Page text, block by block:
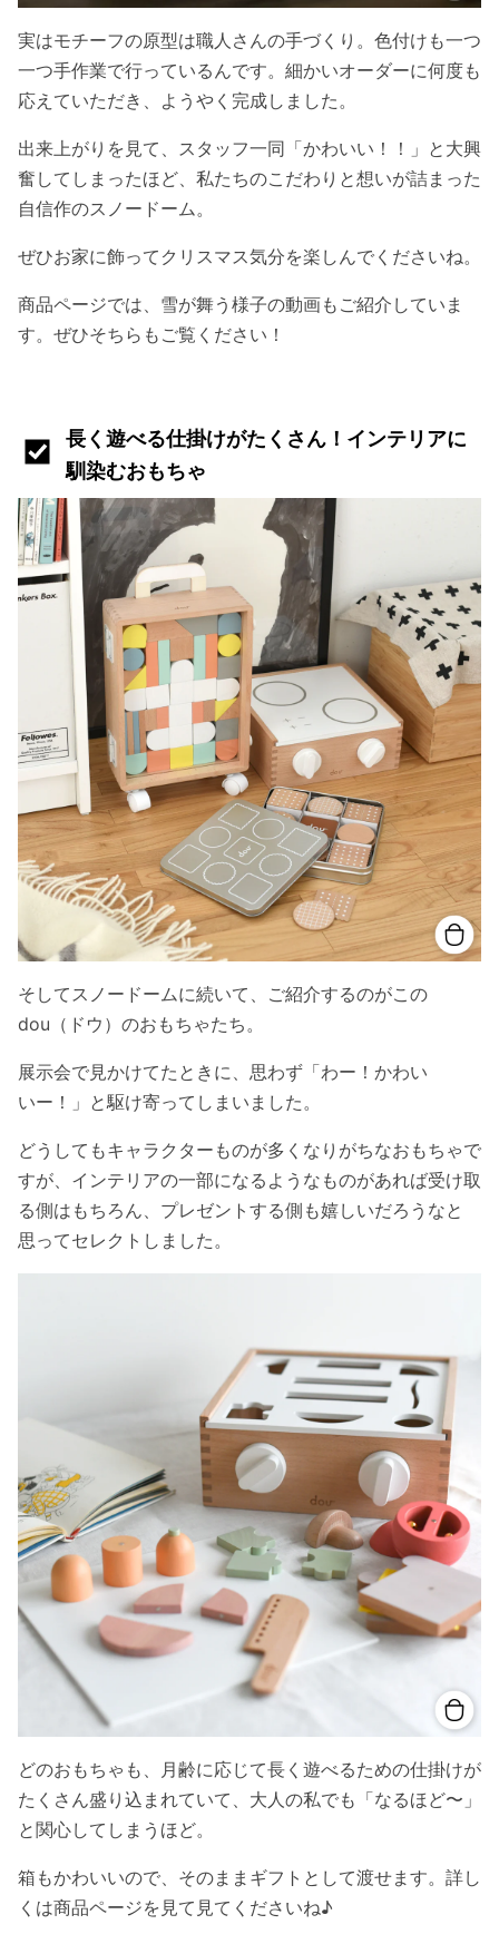
実はモチーフの原型は職人さんの手づくり。色付けも一つ
一つ手作業で行っているんです。細かいオーダーに何度も
応えていただき、ようやく完成しました。
出来上がりを見て、スタッフ一同「かわいい！！」と大興
奮してしまったほど、私たちのこだわりと想いが詰まった
自信作のスノードーム。
ぜひお家に飾ってクリスマス気分を楽しんでくださいね。
商品ページでは、雪が舞う様子の動画もご紹介していま
す。ぜひそちらもご覧ください！
長く遊べる仕掛けがたくさん！インテリアに
馴染むおもちゃ
そしてスノードームに続いて、ご紹介するのがこの
dou（ドウ）のおもちゃたち。
展示会で見かけてたときに、思わず「わー！かわい
いー！」と駆け寄ってしまいました。
どうしてもキャラクターものが多くなりがちなおもちゃで
すが、インテリアの一部になるようなものがあれば受け取
る側はもちろん、プレゼントする側も嬉しいだろうなと
思ってセレクトしました。
どのおもちゃも、月齢に応じて長く遊べるための仕掛けが
たくさん盛り込まれていて、大人の私でも「なるほど〜」
と関心してしまうほど。
箱もかわいいので、そのままギフトとして渡せます。詳し
くは商品ページを見て見てくださいね♪